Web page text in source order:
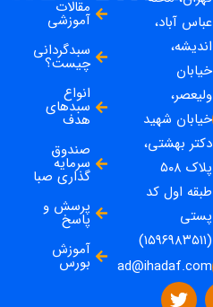
عباس آباد،
اندیشه،
خیابان
ولیعصر،
خیابان شهید
دکتر بهشتی،
پلاک ۵۰۸
طبقه اول کد
پستی
(۱۵۹۶۹۸۳۵۱۱)
ad@ihadaf.com
مقالات
آموزشی
سبدگردانی
چیست؟
انواع
سبدهای
هدف
صندوق
سرمایه
گذاری صبا
پرسش و
پاسخ
آموزش
بورس